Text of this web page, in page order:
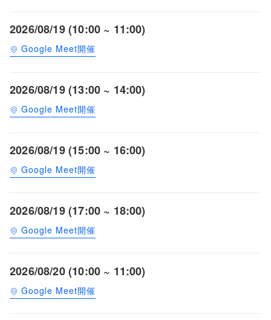
2026/08/19 (10:00 ~ 11:00)
Google Meet開催
2026/08/19 (13:00 ~ 14:00)
Google Meet開催
2026/08/19 (15:00 ~ 16:00)
Google Meet開催
2026/08/19 (17:00 ~ 18:00)
Google Meet開催
2026/08/20 (10:00 ~ 11:00)
Google Meet開催